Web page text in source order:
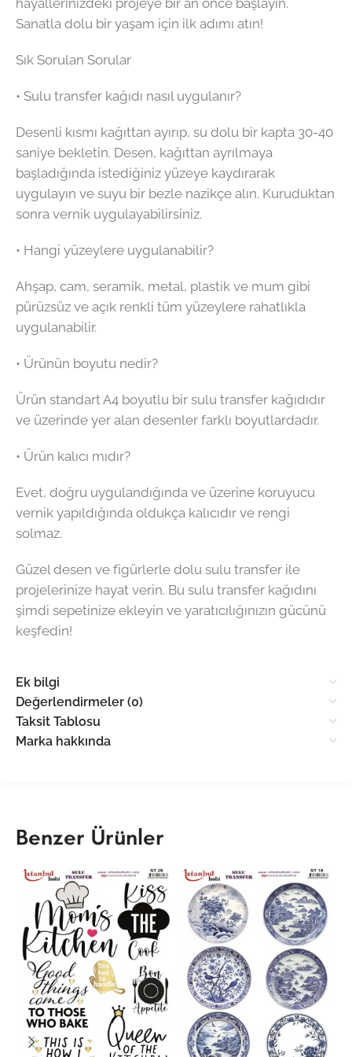
Sanatla dolu bir yaşam için ilk adımı atın!
Sık Sorulan Sorular
• Sulu transfer kağıdı nasıl uygulanır?
Desenli kısmı kağıttan ayırıp, su dolu bir kapta 30-40
saniye bekletin. Desen, kağıttan ayrılmaya
başladığında istediğiniz yüzeye kaydırarak
uygulayın ve suyu bir bezle nazikçe alın. Kuruduktan
sonra vernik uygulayabilirsiniz.
• Hangi yüzeylere uygulanabilir?
Ahşap, cam, seramik, metal, plastik ve mum gibi
pürüzsüz ve açık renkli tüm yüzeylere rahatlıkla
uygulanabilir.
• Ürünün boyutu nedir?
Ürün standart A4 boyutlu bir sulu transfer kağıdıdır
ve üzerinde yer alan desenler farklı boyutlardadır.
• Ürün kalıcı mıdır?
Evet, doğru uygulandığında ve üzerine koruyucu
vernik yapıldığında oldukça kalıcıdır ve rengi
solmaz.
Güzel desen ve figürlerle dolu sulu transfer ile
projelerinize hayat verin. Bu sulu transfer kağıdını
şimdi sepetinize ekleyin ve yaratıcılığınızın gücünü
keşfedin!
Ek bilgi
Değerlendirmeler (0)
Taksit Tablosu
Marka hakkında
Benzer Ürünler